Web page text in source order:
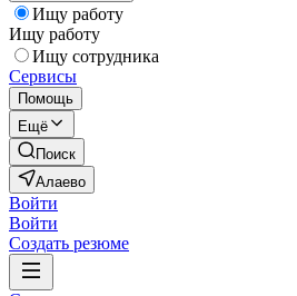
Ищу работу
Ищу работу
Ищу сотрудника
Сервисы
Помощь
Ещё
Поиск
Алаево
Войти
Войти
Создать резюме